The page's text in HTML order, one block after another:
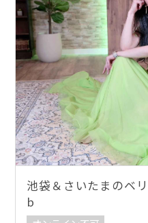
池袋＆さいたまのベ
b